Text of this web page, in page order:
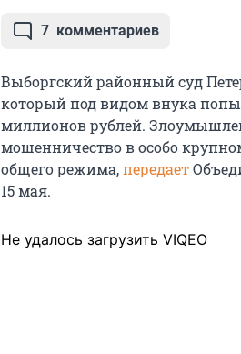
7 комментариев
Выборгский районный суд
который под видом внука
миллионов рублей.
мошенничество в особо
общего режима,передает
15 мая.
Не удалось загрузить VIQEO